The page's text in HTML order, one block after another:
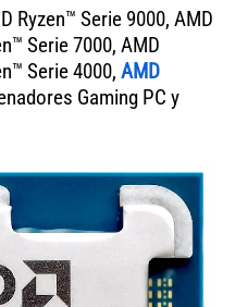
Ryzen™ Serie 9000, AMD
Serie 7000, AMD
Serie 4000, AMD
Gaming PC y